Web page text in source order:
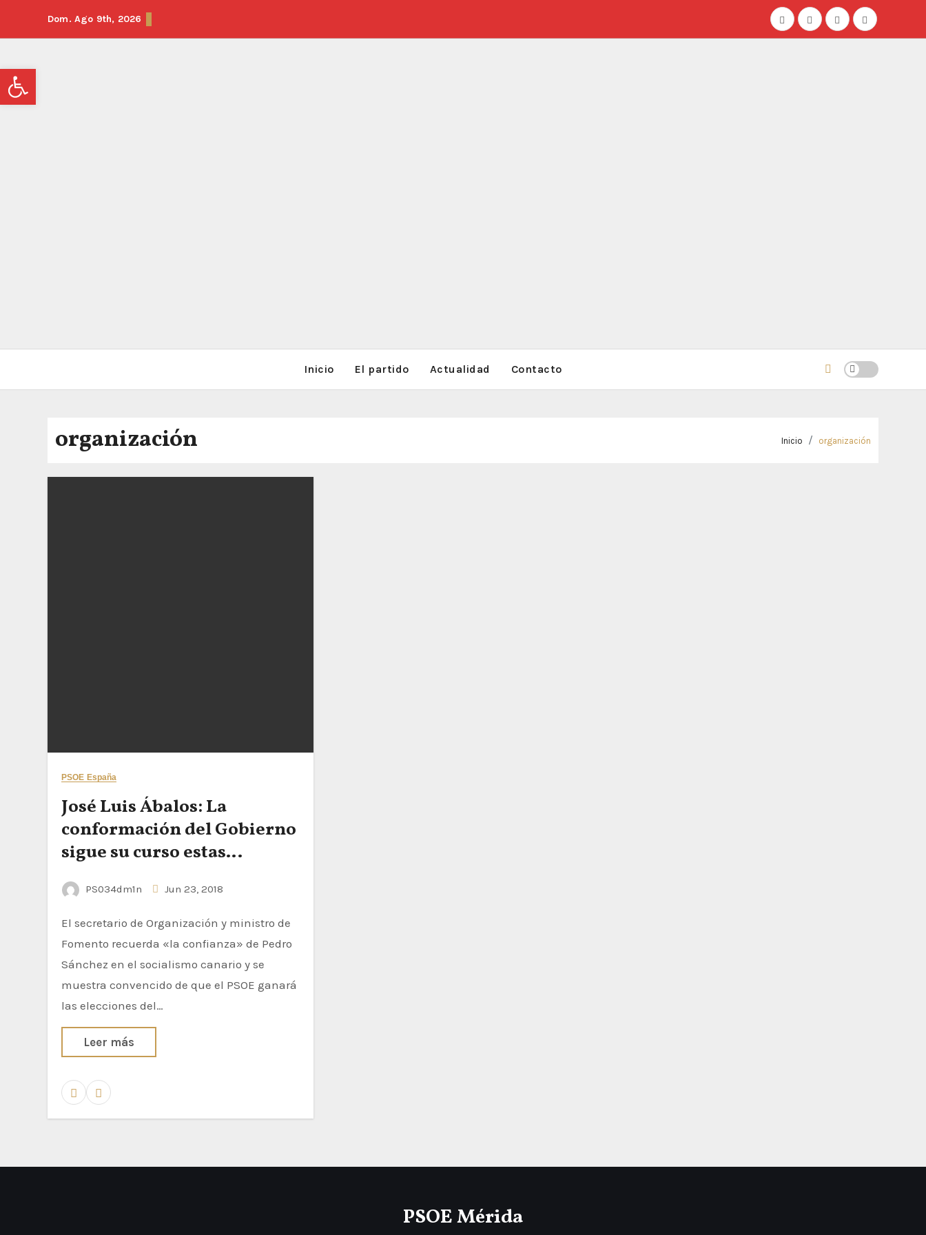
Dom. Ago 9th, 2026
Inicio El partido Actualidad Contacto
organización Inicio organización
PSOE España
José Luis Ábalos: La
conformación del Gobierno
sigue su curso estas
semanas y Canarias estará
representada en puestos
notables
PS034dm1n Jun 23, 2018
El secretario de Organización y ministro de
Fomento recuerda «la confianza» de Pedro
Sánchez en el socialismo canario y se
muestra convencido de que el PSOE ganará
las elecciones del…
Leer más
PSOE Mérida
Abrir barra de herramientas